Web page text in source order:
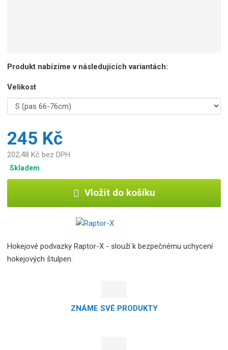
Produkt nabízíme v následujících variantách:
Velikost
245 Kč
202,48 Kč bez DPH
Skladem
Vložit do košíku
Hokejové podvazky Raptor-X - slouží k bezpečnému uchycení
hokejových štulpen.
ZNÁME SVÉ PRODUKTY